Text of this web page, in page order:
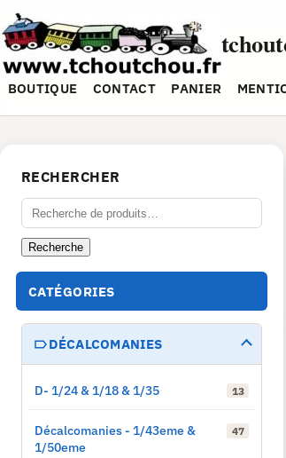
Aller
au
contenu
BOUTIQUE CONTACT PANIER
RECHERCHER
Recherche
pour :
Recherche
CATÉGORIES
DÉCALCOMANIES
D- 1/24 & 1/18 & 1/35 13
Décalcomanies - 1/43eme &
1/50eme
47